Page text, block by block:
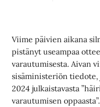
Viime päivien aikana
pistänyt useampaa
varautumisesta. Aivan
sisäministeriön tiedote,
2024 julkaistavasta
varautumisen